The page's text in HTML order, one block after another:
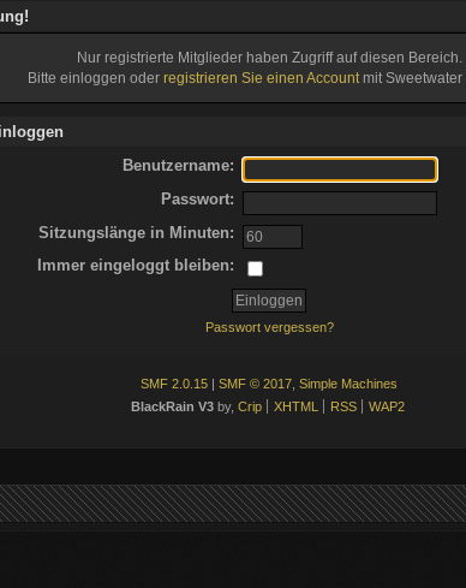
Nur registrierte Mitglieder haben Zugriff auf diesen Bereich.
Bitte einloggen oder registrieren Sie einen Accountmit Sweetwater
Benutzername:
Passwort:
Sitzungslänge in Minuten:
Immer eingeloggt bleiben:
Passwort vergessen?
SMF 2.0.15 | SMF © 2017 Simple Machines
BlackRain V3 by, Crip XHTML RSS WAP2